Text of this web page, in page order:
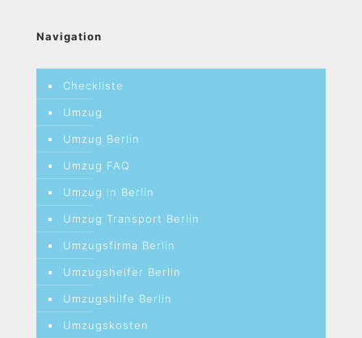
Navigation
Checkliste
Umzug
Umzug Berlin
Umzug FAQ
Umzug in Berlin
Umzug Transport Berlin
Umzugsfirma Berlin
Umzugshelfer Berlin
Umzugshilfe Berlin
Umzugskosten